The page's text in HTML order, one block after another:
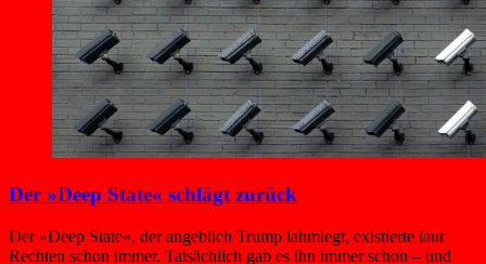
Der »Deep State« schlägt zurück
Der »Deep State«, der angeblich Trump lahmlegt, existierte laut
Rechten schon immer. Tatsächlich gab es ihn immer schon – und